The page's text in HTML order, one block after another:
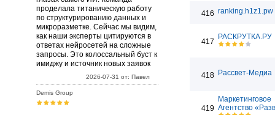
проделала титаническую работу
по структурированию данных и
микроразметке. Сейчас мы видим,
как наши эксперты цитируются в
ответах нейросетей на сложные
запросы. Это колоссальный буст к
имиджу и источник новых заявок
2026-07-31 от: Павел
Demis Group
416 ranking.h1z1.pw
417
РАСКРУТКА.РУ
418 Рассвет-Медиа
419
Маркетинговое
Агентство